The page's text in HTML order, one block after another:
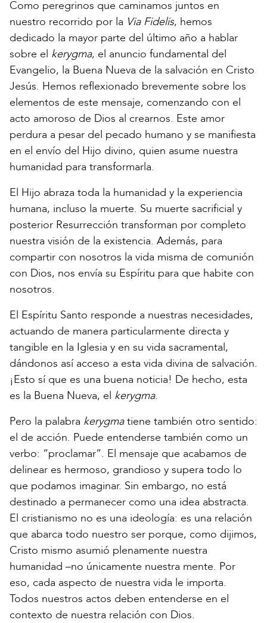
Como peregrinos que caminamos juntos en
nuestro recorrido por la Via Fidelis, hemos
dedicado la mayor parte del último año a hablar
sobre el kerygma, el anuncio fundamental del
Evangelio, la Buena Nueva de la salvación en Cristo
Jesús. Hemos reflexionado brevemente sobre los
elementos de este mensaje, comenzando con el
acto amoroso de Dios al crearnos. Este amor
perdura a pesar del pecado humano y se manifiesta
en el envío del Hijo divino, quien asume nuestra
humanidad para transformarla.
El Hijo abraza toda la humanidad y la experiencia
humana, incluso la muerte. Su muerte sacrificial y
posterior Resurrección transforman por completo
nuestra visión de la existencia. Además, para
compartir con nosotros la vida misma de comunión
con Dios, nos envía su Espíritu para que habite con
nosotros.
El Espíritu Santo responde a nuestras necesidades,
actuando de manera particularmente directa y
tangible en la Iglesia y en su vida sacramental,
dándonos así acceso a esta vida divina de salvación.
¡Esto sí que es una buena noticia! De hecho, esta
es la Buena Nueva, el kerygma.
Pero la palabra kerygmatiene también otro sentido:
el de acción. Puede entenderse también como un
verbo: “proclamar”. El mensaje que acabamos de
delinear es hermoso, grandioso y supera todo lo
que podamos imaginar. Sin embargo, no está
destinado a permanecer como una idea abstracta.
El cristianismo no es una ideología: es una relación
que abarca todo nuestro ser porque, como dijimos,
Cristo mismo asumió plenamente nuestra
humanidad –no únicamente nuestra mente. Por
eso, cada aspecto de nuestra vida le importa.
Todos nuestros actos deben entenderse en el
contexto de nuestra relación con Dios.